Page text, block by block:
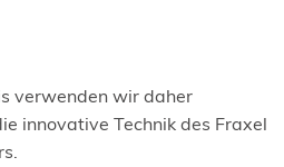
verwenden wir daher
innovative Technik des Fraxel